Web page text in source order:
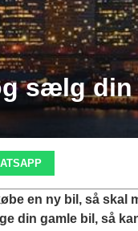
sælg
en ny bil, så
din gamle bil, så